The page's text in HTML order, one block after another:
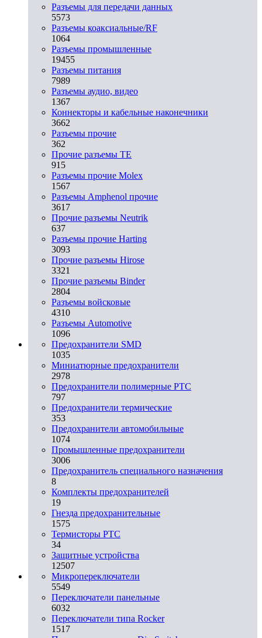
Разъeмы для передачи данных
5573
Разъeмы коаксиальные/RF
1064
Разъeмы промышленные
19455
Разъeмы питания
7989
Разъeмы аудио, видео
1367
Коннекторы и кабельные наконечники
3662
Разъeмы прочие
362
Прочие разъемы TE
915
Разъемы прочие Molex
1567
Разъемы Amphenol прочие
3617
Прочие разъемы Neutrik
637
Разъемы прочие Harting
3093
Прочие разъемы Hirose
3321
Прочие разъемы Binder
2804
Разъемы войсковые
4310
Разъeмы Automotive
1096
Предохранители SMD
1035
Миниатюрные предохранители
2978
Предохранители полимерные PTC
797
Предохранители термические
353
Предохранители автомобильные
1074
Промышленные предохранители
3006
Предохранитель специального назначения
8
Комплекты предохранителей
19
Гнезда предохранительные
1575
Термисторы PTC
34
Защитные устройства
12507
Микропереключатели
5549
Переключатели панельные
6032
Переключатели типа Rocker
1517